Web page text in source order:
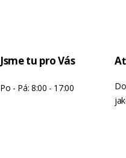
Jsme tu pro Vás
Po - Pá: 8:00 - 17:00